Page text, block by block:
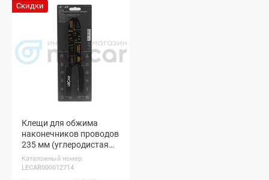
Скидки
Клещи для обжима
наконечников проводов
235 мм (углеродистая
сталь)
(LECAR000012714)
Каталожный номер:
LECAR000012714